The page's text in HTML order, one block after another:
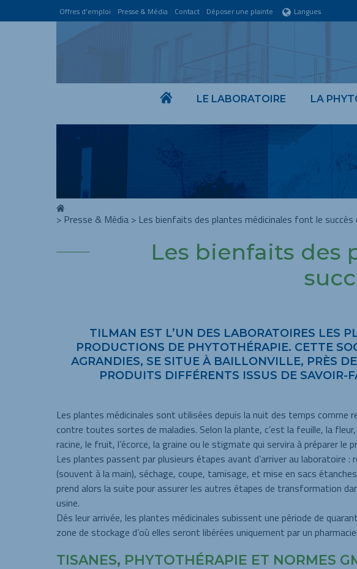
Offres d’emploi Presse & Média Contact Déposer une plainte Langues
LE LABORATOIRE LA
> Presse & Média > Les bienfaits des plantes médicinales font le succès
Les bienfaits des
TILMAN EST L’UN DES LABORATOIRES LES
PRODUCTIONS DE PHYTOTHÉRAPIE. CETTE
AGRANDIES, SE SITUE À BAILLONVILLE, PRÈS
PRODUITS DIFFÉRENTS ISSUS DE SAVOIR-
Les plantes médicinales sont utilisées depuis la nuit des temps comme
contre toutes sortes de maladies. Selon la plante, c’est la feuille, la
racine, le fruit, l’écorce, la graine ou le stigmate qui servira à préparer le
Les plantes passent par plusieurs étapes avant d’arriver au laboratoire :
(souvent à la main), séchage, coupe, tamisage, et mise en sacs
prend alors la suite pour assurer les autres étapes de transformation
usine.
Dés leur arrivée, les plantes médicinales subissent une période de
zone de stockage d’où elles seront libérées uniquement par un
TISANES, PHYTOTHÉRAPIE ET NORMES